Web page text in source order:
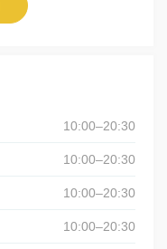
10:00–20:30
10:00–20:30
10:00–20:30
10:00–20:30